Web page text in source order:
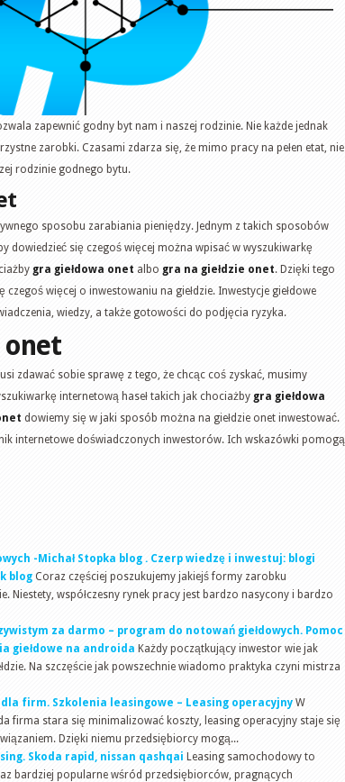
zapewnić godny byt nam i naszej rodzinie. Nie każde jednak
zarobki. Czasami zdarza się, że mimo pracy na pełen etat, nie
rodzinie godnego bytu.
sposobu zarabiania pieniędzy. Jednym z takich sposobów
dowiedzieć się czegoś więcej można wpisać w wyszukiwarkę
gra giełdowa onet albo gra na giełdzie onet. Dzięki tego
więcej o inwestowaniu na giełdzie. Inwestycje giełdowe
wiedzy, a także gotowości do podjęcia ryzyka.
onet
zdawać sobie sprawę z tego, że chcąc coś zyskać, musimy
internetową haseł takich jak chociażby gra giełdowa
dowiemy się w jaki sposób można na giełdzie onet inwestować.
internetowe doświadczonych inwestorów. Ich wskazówki pomogą
-Michał Stopka blog . Czerp wiedzę i inwestuj: blogi
blog Coraz częściej poszukujemy jakiejś formy zarobku
Niestety, współczesny rynek pracy jest bardzo nasycony i bardzo
za darmo – program do notowań giełdowych. Pomoc
giełdowe na androida Każdy początkujący inwestor wie jak
Na szczęście jak powszechnie wiadomo praktyka czyni mistrza
firm. Szkolenia leasingowe – Leasing operacyjny W
firma stara się minimalizować koszty, leasing operacyjny staje się
Dzięki niemu przedsiębiorcy mogą...
Skoda rapid, nissan qashqai Leasing samochodowy to
bardziej popularne wśród przedsiębiorców, pragnących